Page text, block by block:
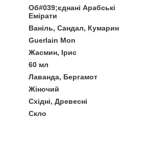
Об#039;єднані Арабські
Емірати
Ваніль, Сандал, Кумарин
Guerlain Mon
Жасмин, Ірис
60 мл
Лаванда, Бергамот
Жіночий
Східні, Древесні
Скло